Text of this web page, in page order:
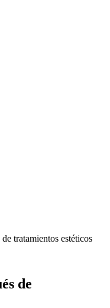
tratamientos estéticos
de